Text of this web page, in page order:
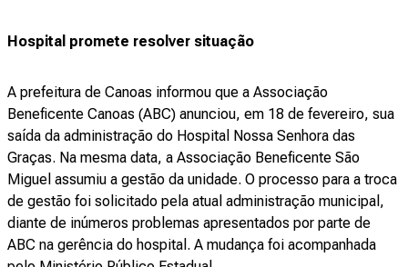
Hospital promete resolver situação
A prefeitura de Canoas informou que a Associação
Beneficente Canoas (ABC) anunciou, em 18 de fevereiro, sua
saída da administração do Hospital Nossa Senhora das
Graças. Na mesma data, a Associação Beneficente São
Miguel assumiu a gestão da unidade. O processo para a troca
de gestão foi solicitado pela atual administração municipal,
diante de inúmeros problemas apresentados por parte de
ABC na gerência do hospital. A mudança foi acompanhada